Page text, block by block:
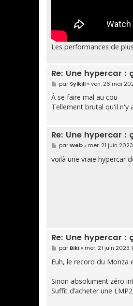
Les performances de
Re: Une hypercar :
M
e
s
s
a
par Sylkill»ven. 26 mai
À se faire mal au cou
Tellement brutal qu'il n'y
Re: Une hypercar :
M
e
s
s
parWeb» mer. 21 juin 2023
voilà une vraie hypercar
Re: Une hypercar :
M
e
s
s
g
e
par Biki» mer. 21 juin 2023
Euh, le record du Monza
Sinon absolument zéro
Suffit d’acheter une